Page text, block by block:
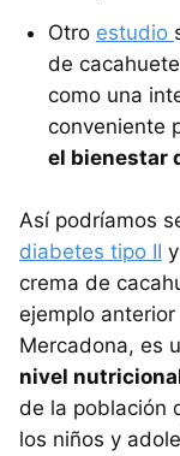
Otro estudio
de
como una
conveniente
el bienestar
Así podríamos
diabetes tipo II
crema de
ejemplo
Mercadona, es
nivel
de la población
los niños y